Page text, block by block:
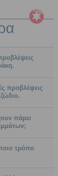
προβλέψεις
πάρει
τρόπο